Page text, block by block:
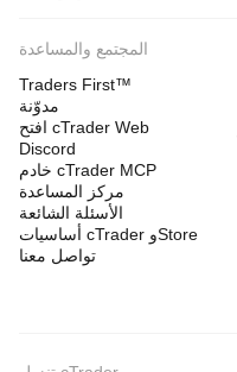
المجتمع والمساعدة
Traders First™
مدوّنة
افتح cTrader Web
Discord
خادم cTrader MCP
مركز المساعدة
الأسئلة الشائعة
أساسيات cTrader وStore
تواصل معنا